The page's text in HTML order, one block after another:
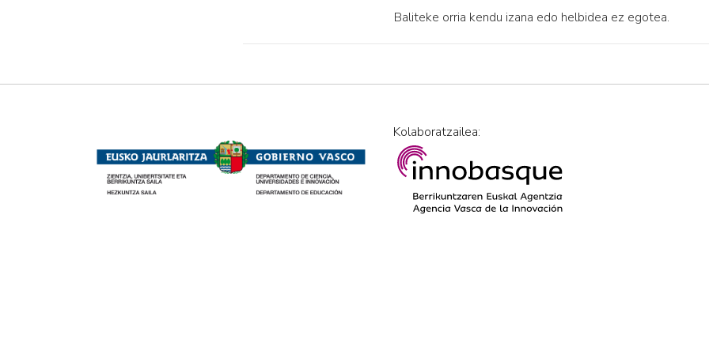
Baliteke orria kendu izana edo helbidea ez egotea.
Kolaboratzailea: